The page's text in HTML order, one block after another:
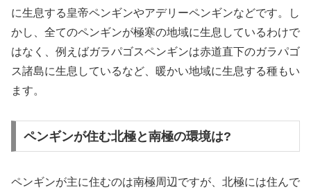
に生息する皇帝ペンギンやアデリーペンギンなどです。し
かし、全てのペンギンが極寒の地域に生息しているわけで
はなく、例えばガラパゴスペンギンは赤道直下のガラパゴ
ス諸島に生息しているなど、暖かい地域に生息する種もい
ます。
ペンギンが住む北極と南極の環境は?
ペンギンが主に住むのは南極周辺ですが、北極には住んで